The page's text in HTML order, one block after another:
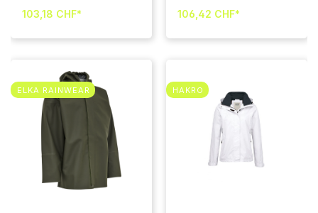
103,18 CHF* 106,42 CHF*
ELKA RAINWEAR HAKRO